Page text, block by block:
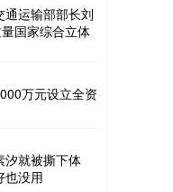
通运输部部长刘
国家综合立体
万元设立全资
汐就被撕下体
也没用